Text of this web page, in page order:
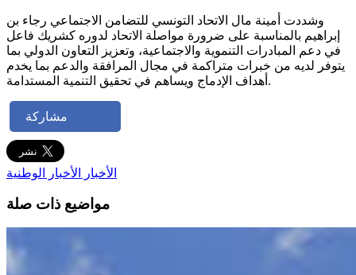
وشددت أمينة مال الاتحاد التونسي للتضامن الاجتماعي رجاء بن
إبراهيم بالمناسبة على ضرورة مواصلة الاتحاد لدوره كشريك فاعل
في دعم المبادرات التنموية والاجتماعية، وتعزيز التعاون الدولي بما
يتوفر لديه من خبرات متراكمة في مجال المرافقة والدعم بما يخدم
أهداف الإدماج ويساهم في تحقيق التنمية المستدامة.
مشاركة
الأخبار الأخبار الوطنية
مواضيع ذات صلة